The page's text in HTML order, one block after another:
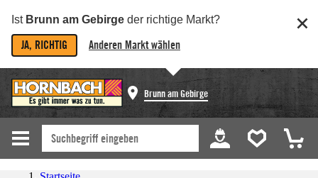
Ist Brunn am Gebirge der richtige Markt?
JA, RICHTIG Anderen Markt wählen
Brunn am Gebirge